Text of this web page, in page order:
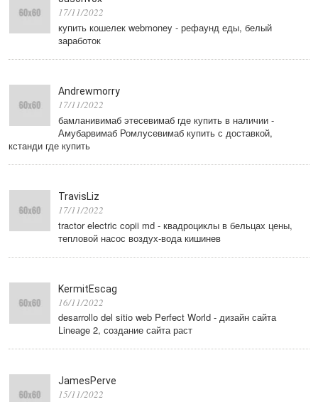
17/11/2022
купить кошелек webmoney - рефаунд еды, белый
заработок
Andrewmorry
17/11/2022
бамланивимаб этесевимаб где купить в наличии -
Амубарвимаб Ромлусевимаб купить с доставкой,
кстанди где купить
TravisLiz
17/11/2022
tractor electric copii md - квадроциклы в бельцах цены,
тепловой насос воздух-вода кишинев
KermitEscag
16/11/2022
desarrollo del sitio web Perfect World - дизайн сайта
Lineage 2, создание сайта раст
JamesPerve
15/11/2022